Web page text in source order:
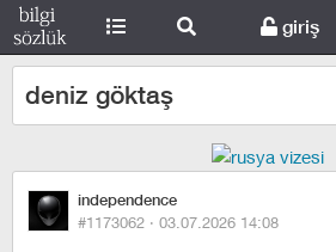
giriş
deniz göktaş
independence
#1173062 · 03.07.2026 14:08